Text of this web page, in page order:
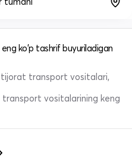
ko'p tashrif buyuriladigan
transport vositalari,
vositalarining keng